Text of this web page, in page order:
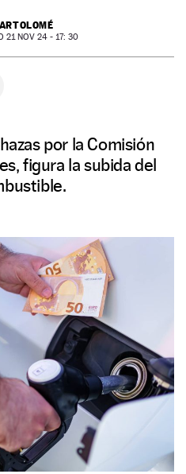
21 NOV 24 - 17: 30
por la Comisión
figura la subida del